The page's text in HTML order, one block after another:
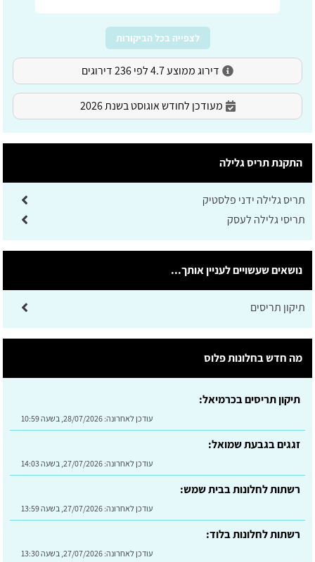
לצפייה בכל הביקורות
דירוג ממוצע 4.7 לפי 236 דירוגים
מעודכן לחודש אוגוסט בשנת 2026
התקנת תריס גלילה
תריס גלילה ידני פלסטיק
תריסי גלילה לעסק
נושאים שעשויים לעניין אותך...
תיקון תריסים
מה חדש בחלונות פלוס
תיקון תריסים בכרמיאל:
עודכן לאחרונה: 28/07/2026, בשעה 10:59
זגגים בגבעת שמואל:
עודכן לאחרונה: 27/07/2026, בשעה 14:03
רשתות לחלונות בבית שמש:
עודכן לאחרונה: 27/07/2026, בשעה 13:59
רשתות לחלונות בלוד:
עודכן לאחרונה: 27/07/2026, בשעה 13:30